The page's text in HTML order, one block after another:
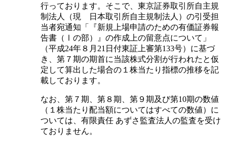
行っております。そこで、東京証券取引所自主規
制法人（現 日本取引所自主規制法人）の引受担
当者宛通知「『新規上場申請のための有価証券報
告書（Ⅰの部）』の作成上の留意点について」
（平成24年８月21日付東証上審第133号）に基づ
き、第７期の期首に当該株式分割が行われたと仮
定して算出した場合の１株当たり指標の推移を記
載しております。
なお、第７期、第８期、第９期及び第10期の数値
（１株当たり配当額についてはすべての数値）に
ついては、有限責任 あずさ監査法人の監査を受け
ておりません。